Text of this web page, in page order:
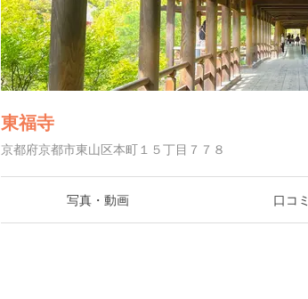
東福寺
京都府京都市東山区本町１５丁目７７８
写真・動画 口コミ